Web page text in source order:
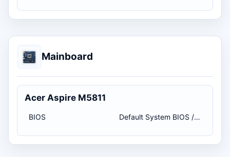
Mainboard
Acer Aspire M5811
BIOS Default System BIOS / 31.12.2009 01:00:00